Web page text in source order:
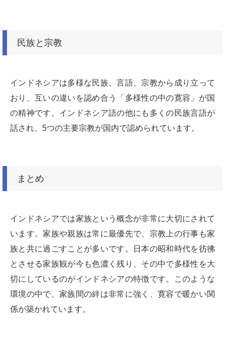
民族と宗教
インドネシアは多様な民族、言語、宗教から成り立って
おり、互いの違いを認め合う「多様性の中の寛容」が国
の精神です。インドネシア語の他にも多くの民族言語が
話され、5つの主要宗教が国内で認められています。
まとめ
インドネシアでは家族という概念が非常に大切にされて
います。家族や親族は常に最優先で、宗教上の行事も家
族と共に過ごすことが多いです。日本の昭和時代を彷彿
とさせる家族観が今も色濃く残り、その中で多様性を大
切にしているのがインドネシアの特徴です。このような
環境の中で、家族間の絆は非常に強く、寛容で暖かい関
係が築かれています。